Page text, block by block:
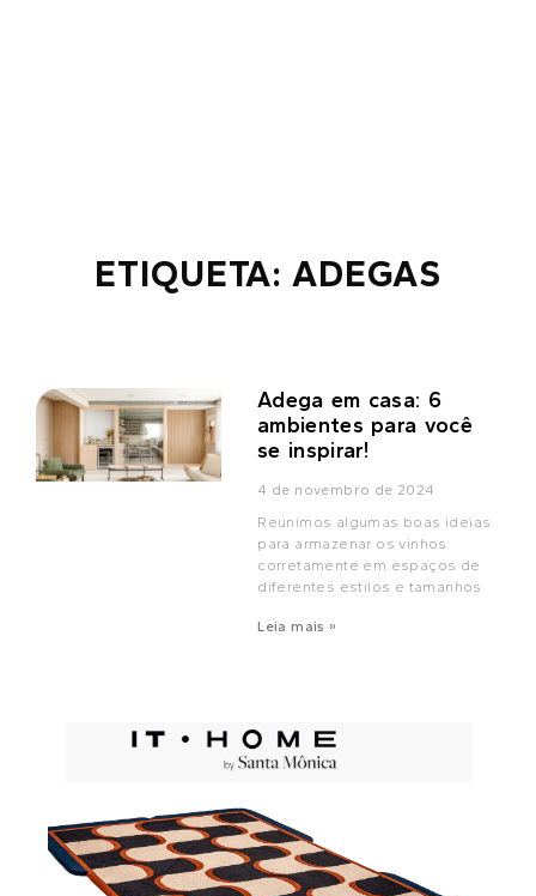
ETIQUETA: ADEGAS
Adega em casa: 6
ambientes para você
se inspirar!
4 de novembro de 2024
Reunimos algumas boas ideias
para armazenar os vinhos
corretamente em espaços de
diferentes estilos e tamanhos
Leia mais »